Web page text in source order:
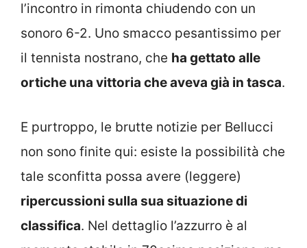
l’incontro in rimonta chiudendo con un
sonoro 6-2. Uno smacco pesantissimo per
il tennista nostrano, che ha gettato alle
ortiche una vittoria che aveva già in tasca.
E purtroppo, le brutte notizie per Bellucci
non sono finite qui: esiste la possibilità che
tale sconfitta possa avere (leggere)
ripercussioni sulla sua situazione di
classifica. Nel dettaglio l’azzurro è al